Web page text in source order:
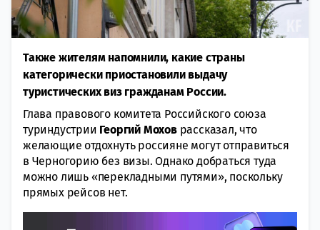
Также жителям напомнили, какие страны
категорически приостановили выдачу
туристических виз гражданам России.
Глава правового комитета Российского союза
туриндустрии Георгий Мохов рассказал, что
желающие отдохнуть россияне могут отправиться
в Черногорию без визы. Однако добраться туда
можно лишь «перекладными путями», поскольку
прямых рейсов нет.